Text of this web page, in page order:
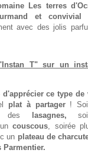
Les terres
et convivial
avec des jolis
T" sur un
d'apprécier ce type de
plat à partager!
des
lasagnes,
uncouscous , soirée
un plateau de